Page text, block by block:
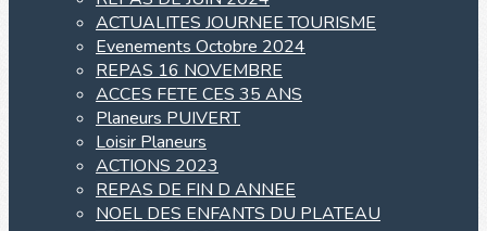
ACTUALITES JOURNEE TOURISME
Evenements Octobre 2024
REPAS 16 NOVEMBRE
ACCES FETE CES 35 ANS
Planeurs PUIVERT
Loisir Planeurs
ACTIONS 2023
REPAS DE FIN D ANNEE
NOEL DES ENFANTS DU PLATEAU